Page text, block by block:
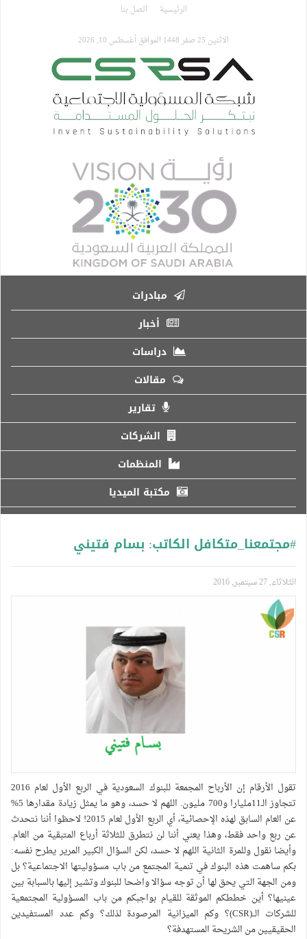
الرئيسية اتصل بنا
الاثنين 25 صفر 1448 الموافق أغسطس 10, 2026
مبادرات
أخبار
دراسات
مقالات
تقارير
الشركات
المنظمات
مكتبة الميديا
#مجتمعنا_متكافل الكاتب: بسام فتيني
الثلاثاء, 27 سبتمبر, 2016
تقول الأرقام إن الأرباح المجمعة للبنوك السعودية في الربع الأول لعام 2016
تتجاوز الـ11مليارا و700 مليون. اللهم لا حسد، وهو ما يمثل زيادة مقدارها 5%
عن العام السابق لهذه الإحصائية، أي الربع الأول لعام 2015! لاحظوا أننا نتحدث
عن ربع واحد فقط، وهذا يعني أننا لن نتطرق للثلاثة أرباع المتبقية من العام.
وأيضا نقول وللمرة الثانية اللهم لا حسد، لكن السؤال الكبير المرير يطرح نفسه:
بكم ساهمت هذه البنوك في تنمية المجتمع من باب مسؤوليتها الاجتماعية؟ بل
ومن الجهة التي يحق لها أن توجه سؤالا واضحا للبنوك وتشير إليها بالسبابة بين
عينيها؟ أين خططكم الموثقة للقيام بواجبكم من باب المسؤولية المجتمعية
للشركات الــ(CSR)؟ وكم الميزانية المرصودة لذلك؟ وكم عدد المستفيدين
الحقيقيين من الشريحة المستهدفة؟